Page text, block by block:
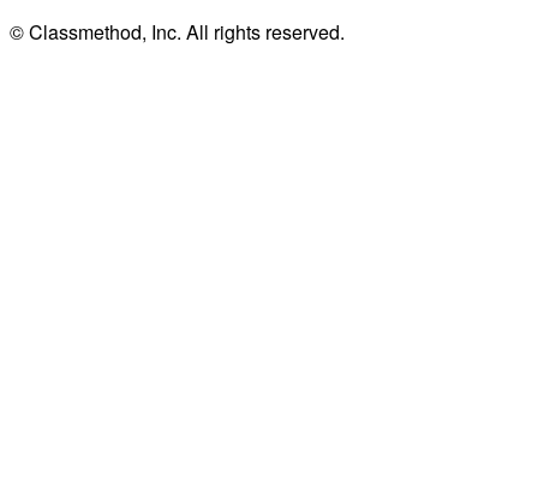
© Classmethod, Inc. All rights reserved.